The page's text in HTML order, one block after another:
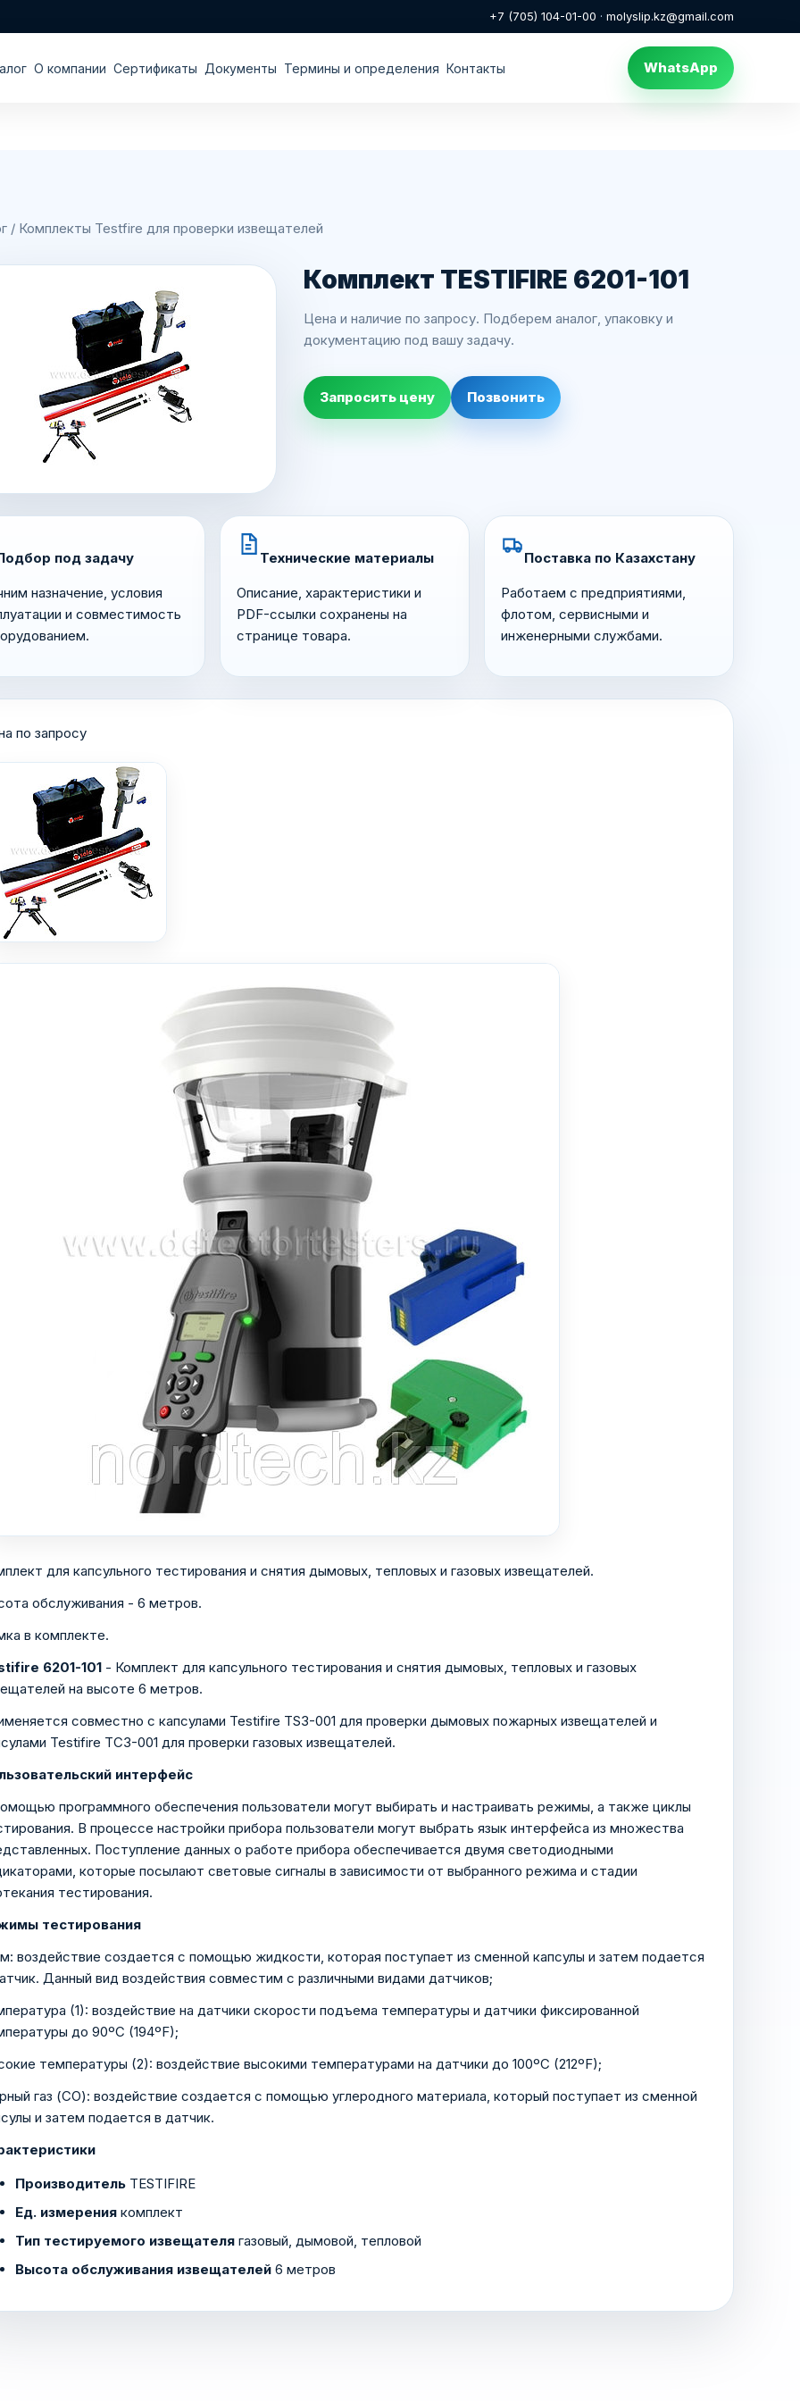
+7 (705) 104-01-00 · molyslip.kz@gmail.com
О компании Сертификаты Документы Термины и определения Контакты WhatsApp
/ Комплекты Testfire для проверки извещателей
Комплект TESTIFIRE 6201-101
Цена и наличие по запросу. Подберем аналог, упаковку и
документацию под вашу задачу.
Запросить цену Позвонить
под задачу
назначение, условия
и совместимость
Технические материалы
Описание, характеристики и
PDF-ссылки сохранены на
странице товара.
Поставка по Казахстану
Работаем с предприятиями,
флотом, сервисными и
инженерными службами.
по запросу
для капсульного тестирования и снятия дымовых, тепловых и газовых извещателей.
обслуживания - 6 метров.
в комплекте.
6201-101 - Комплект для капсульного тестирования и снятия дымовых, тепловых и газовых
на высоте 6 метров.
совместно с капсулами Testifire TS3-001 для проверки дымовых пожарных извещателей и
Testifire TC3-001 для проверки газовых извещателей.
интерфейс
программного обеспечения пользователи могут выбирать и настраивать режимы, а также циклы
В процессе настройки прибора пользователи могут выбрать язык интерфейса из множества
Поступление данных о работе прибора обеспечивается двумя светодиодными
которые посылают световые сигналы в зависимости от выбранного режима и стадии
тестирования.
тестирования
воздействие создается с помощью жидкости, которая поступает из сменной капсулы и затем подается
Данный вид воздействия совместим с различными видами датчиков;
(1): воздействие на датчики скорости подъема температуры и датчики фиксированной
до 90ºC (194ºF);
температуры (2): воздействие высокими температурами на датчики до 100ºC (212ºF);
газ (CO): воздействие создается с помощью углеродного материала, который поступает из сменной
и затем подается в датчик.
Производитель TESTIFIRE
Ед. измерения комплект
Тип тестируемого извещателя газовый, дымовой, тепловой
Высота обслуживания извещателей 6 метров